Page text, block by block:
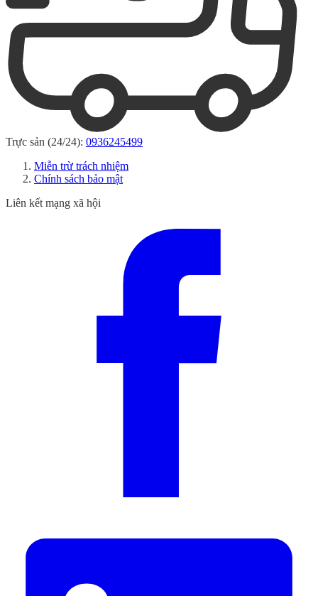
Trực sản (24/24): 0936245499
Miễn trừ trách nhiệm
Chính sách bảo mật
Liên kết mạng xã hội